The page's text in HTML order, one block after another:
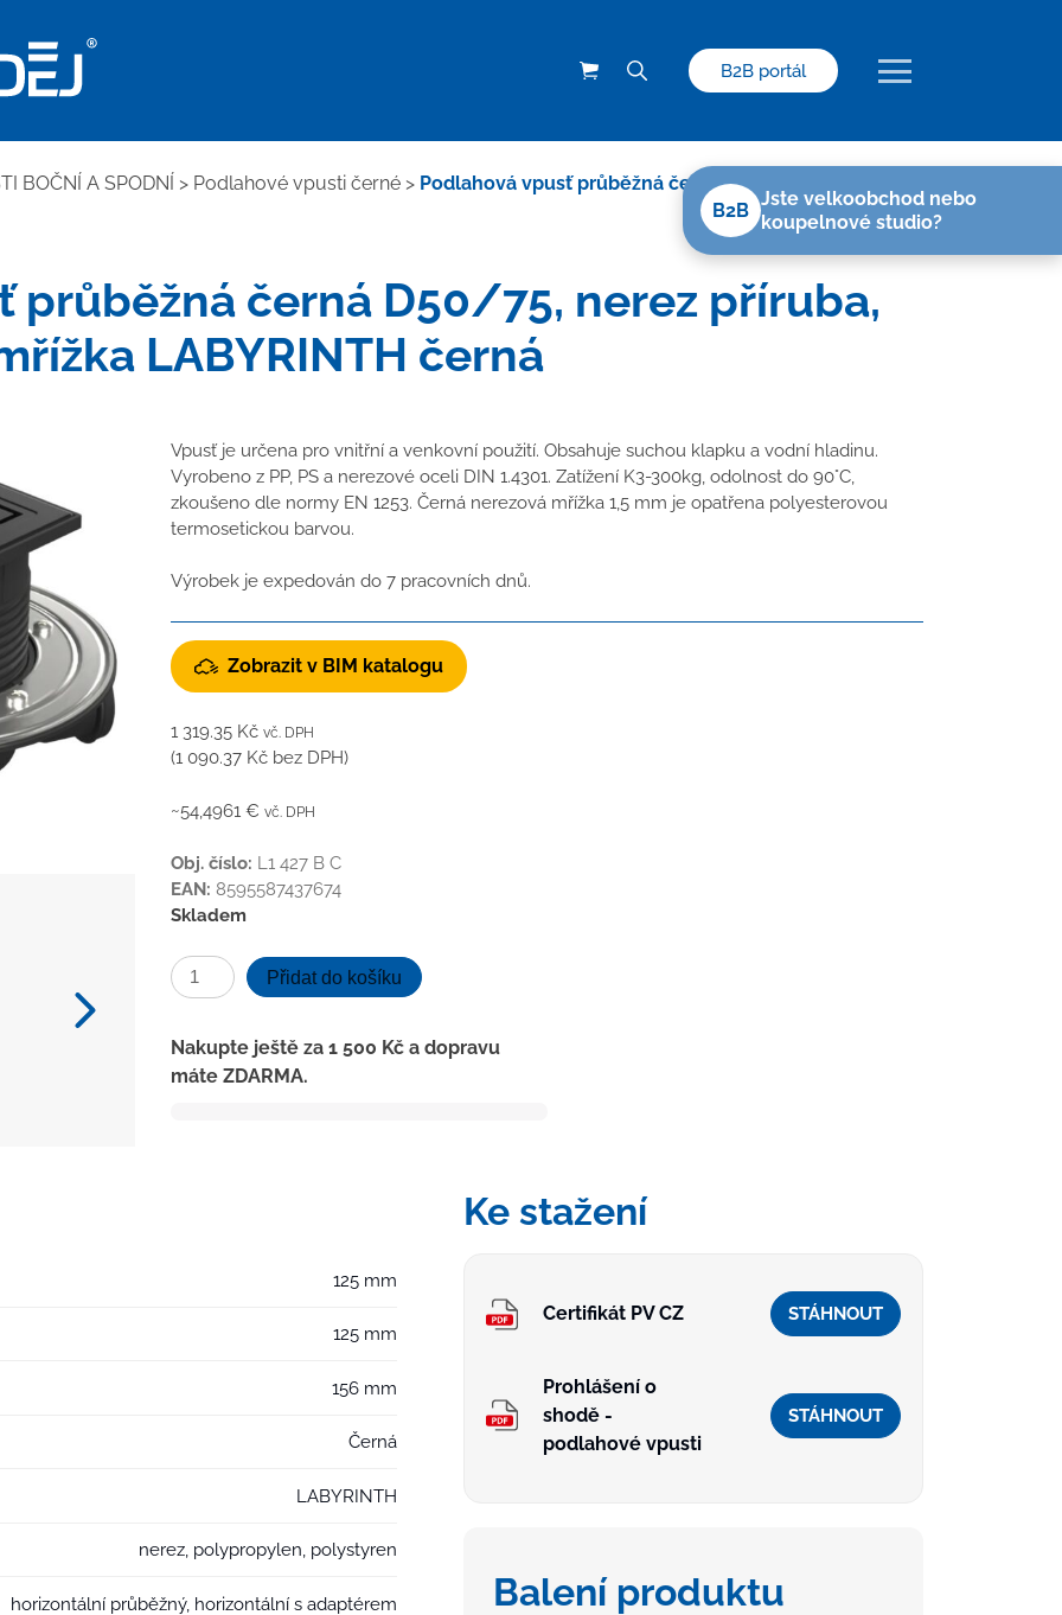
B2B portál
BOČNÍ A SPODNÍ > Podlahové vpusti černé > Podlahová vpusť průběžná černá D50/75, nerez
průběžná černá D50/75, nerez příruba,
LABYRINTH černá
Vpusť je určena pro vnitřní a venkovní použití. Obsahuje suchou klapku a vodní hladinu.
Vyrobeno z PP, PS a nerezové oceli DIN 1.4301. Zatížení K3-300kg, odolnost do 90°C,
zkoušeno dle normy EN 1253. Černá nerezová mřížka 1,5 mm je opatřena polyesterovou
termosetickou barvou.
Výrobek je expedován do 7 pracovních dnů.
Zobrazit v BIM katalogu
1 319.35 Kč vč. DPH
(1 090.37 Kč bez DPH)
~54,4961 € vč. DPH
Obj. číslo: L1 427 B C
EAN: 8595587437674
Skladem
Podlahová
vpusť
černá
D50/75,
Přidat do košíku
Nakupte ještě za 1 500 Kč a dopravu
máte ZDARMA.
125 mm
125 mm
156 mm
Černá
LABYRINTH
nerez, polypropylen, polystyren
horizontální průběžný, horizontální s adaptérem
Ke stažení
Certifikát PV CZ STÁHNOUT
Prohlášení o
shodě -
podlahové vpusti
STÁHNOUT
Balení produktu
B2B
Jste velkoobchod nebo
koupelnové studio?